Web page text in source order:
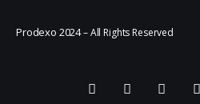
Prodexo 2024– All Rights Reserved